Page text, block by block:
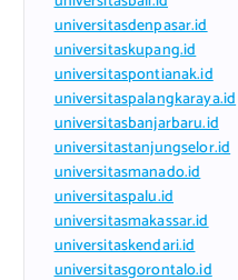
universitasdenpasar.id
universitaskupang.id
universitaspontianak.id
universitaspalangkaraya.id
universitasbanjarbaru.id
universitastanjungselor.id
universitasmanado.id
universitaspalu.id
universitasmakassar.id
universitaskendari.id
universitasgorontalo.id